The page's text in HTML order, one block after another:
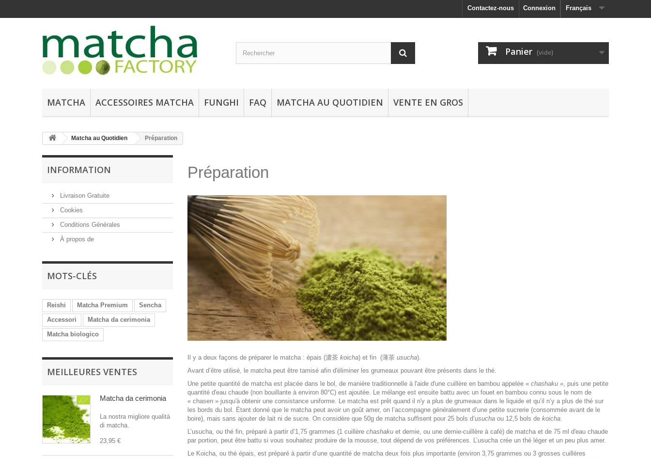
Français
Connexion
Contactez-nous
Panier (vide)
MATCHA ACCESSOIRES MATCHA FUNGHI FAQ MATCHA AU QUOTIDIEN VENTE EN GROS
Matcha au Quotidien Préparation
INFORMATION
Livraison Gratuite
Cookies
Conditions Générales
À propos de
MOTS-CLÉS
Reishi Matcha Premium
Sencha
Accessori
Matcha da cerimonia
Matcha biologico
MEILLEURES VENTES
Matcha da cerimonia
La nostra migliore qualità
di matcha.
23,95 €
Préparation
Il y a deux façons de préparer le matcha : épais (濃茶 koicha) et fin (薄茶 usucha).
Avant d’être utilisé, le matcha peut être tamisé afin d'éliminer les grumeaux pouvant être présents dans le thé.
Une petite quantité de matcha est placée dans le bol, de manière traditionnelle à l'aide d'une cuillère en bambou appelée « chashaku », puis une petite
quantité d'eau chaude (non bouillante à environ 80°C) est ajoutée. Le mélange est ensuite battu avec un fouet en bambou connu sous le nom de
« chasen » jusqu'à obtenir une consistance uniforme. Le matcha est prêt quand il n'y a plus de grumeaux dans le liquide et qu’il n’y a plus de thé sur
les bords du bol. Étant donné que le matcha peut avoir un goût amer, on l’accompagne généralement d’une petite sucrerie (consommée avant de le
boire), mais sans ajouter de lait ni de sucre. On considère que 50g de matcha suffisent pour 25 bols d’usucha ou 12,5 bols de koicha.
L’usucha, ou thé fin, préparé à partir d’1,75 grammes (1 cuillère chashaku et demie, ou une demie-cuillère à café) de matcha et de 75 ml d'eau chaude
par portion, peut être battu si vous souhaitez produire de la mousse, tout dépend de vos préférences. L’usucha crée un thé léger et un peu plus amer.
Le Koicha, ou thé épais, est préparé à partir d’une quantité de matcha deux fois plus importante (environ 3,75 grammes ou 3 grosses cuillères